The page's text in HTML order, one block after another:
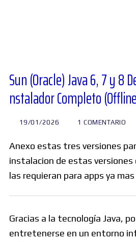
Foros
Sun (Oracle) Java 6, 7 y 8
nstalador Completo
19/01/2026 1 COMENTARIO
Anexo estas tres versiones
instalacion de estas versiones
las requieran para apps ya
Gracias a la tecnología Java,
entretenerse en un entorno